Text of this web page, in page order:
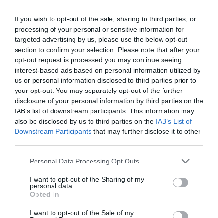
If you wish to opt-out of the sale, sharing to third parties, or
processing of your personal or sensitive information for
targeted advertising by us, please use the below opt-out
section to confirm your selection. Please note that after your
opt-out request is processed you may continue seeing
interest-based ads based on personal information utilized by
us or personal information disclosed to third parties prior to
your opt-out. You may separately opt-out of the further
disclosure of your personal information by third parties on the
IAB’s list of downstream participants. This information may
also be disclosed by us to third parties on the IAB’s List of
Downstream Participants that may further disclose it to other
Please note that this website/app uses one or more Google
not limited to your visit or usage behaviour. You may click to
grant or deny consent to Google and its third-party tags to
use your data for below specified purposes in below Google
consent section.
Personal Data Processing Opt Outs
I want to opt-out of the Sharing of my
personal data.
Opted In
I want to opt-out of the Sale of my
Radai sporttelep felújítása 700 millióból
Városi szálloda nincs, a terv szerint a Mondbach-
kúriába költözik a múzeum, annak helyén pedig 2,9
milliárdból szálloda épül
forrás: mti, index.hu, dunaujvaros.com
Fotók: mti/Koszticsák Szilárd
GALÉRIA